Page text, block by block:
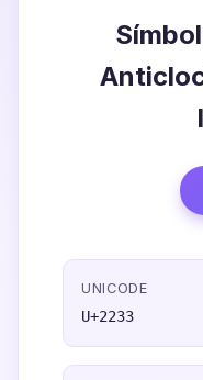
UNICODE
U+2233